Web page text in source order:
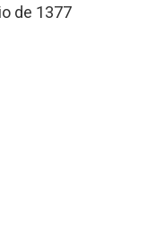
de 1377